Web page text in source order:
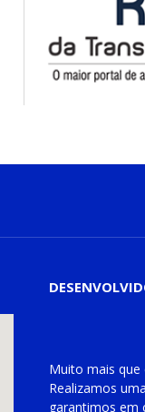
Muito mais que
Realizamos uma
garantimos em